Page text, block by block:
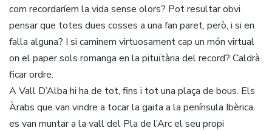
com recordaríem la vida sense olors? Pot resultar obvi
pensar que totes dues cosses a una fan paret, però, i si en
falla alguna? I si caminem virtuosament cap un món virtual
on el paper sols romanga en la pituïtària del record? Caldrà
ficar ordre.
A Vall D’Alba hi ha de tot, fins i tot una plaça de bous. Els
Àrabs que van vindre a tocar la gaita a la península Ibèrica
es van muntar a la vall del Pla de l’Arc el seu propi